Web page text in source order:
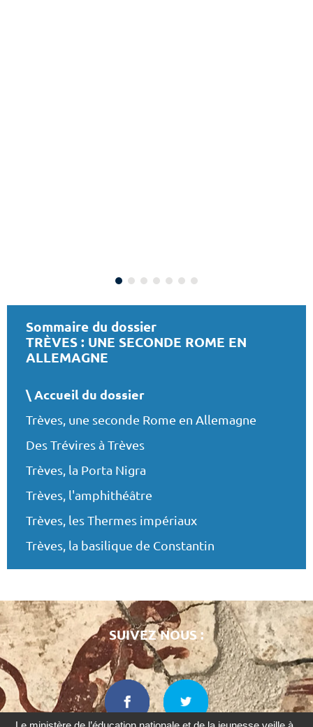
Sommaire du dossier
TRÈVES : UNE SECONDE ROME EN
ALLEMAGNE
Accueil du dossier
Trèves, une seconde Rome en Allemagne
Des Trévires à Trèves
Trèves, la Porta Nigra
Trèves, l'amphithéâtre
Trèves, les Thermes impériaux
Trèves, la basilique de Constantin
SUIVEZ NOUS :